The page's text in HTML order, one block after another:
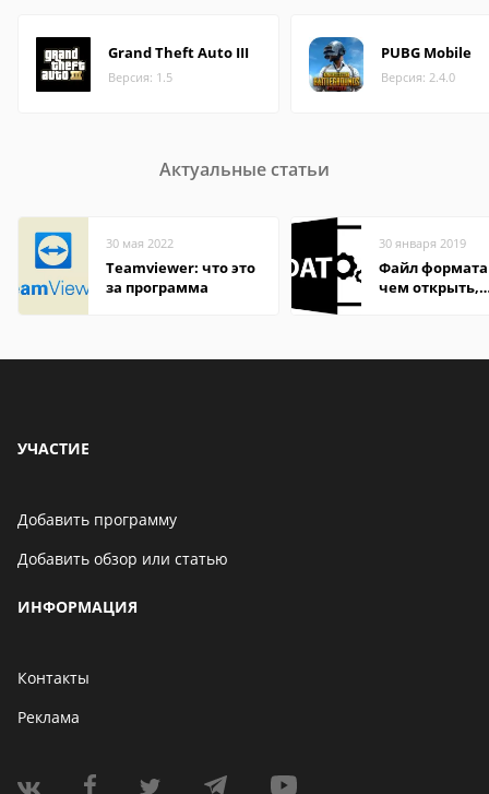
Grand Theft Auto III
Версия: 1.5
PUBG Mobile
Версия: 2.4.0
Актуальные статьи
30 мая 2022
Teamviewer: что это
за программа
30 января 2019
Файл формата
чем открыть,
УЧАСТИЕ
Добавить программу
Добавить обзор или статью
ИНФОРМАЦИЯ
Контакты
Реклама